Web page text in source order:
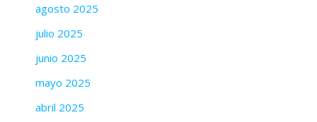
agosto 2025
julio 2025
junio 2025
mayo 2025
abril 2025